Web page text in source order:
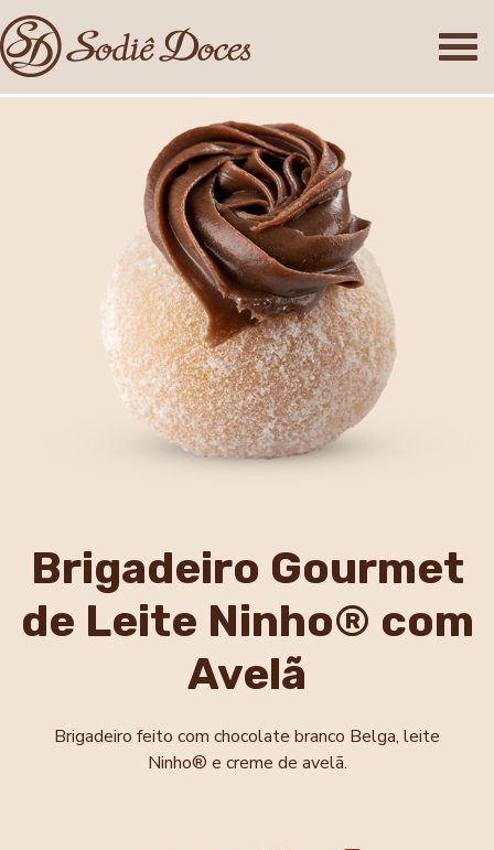
Brigadeiro Gourmet
de Leite Ninho® com
Avelã
Brigadeiro feito com chocolate branco Belga, leite
Ninho® e creme de avelã.